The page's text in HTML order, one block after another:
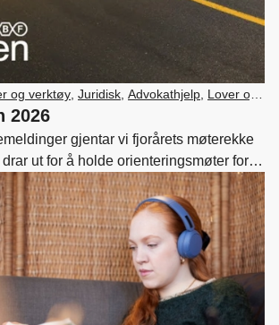
og verktøy Juridisk Advokathjelp Lover og
,Lønn og tariff
lakk, Bilsalg,
Forhandler og
Ledelse og personal
vedlikehold og reparasjon av bil,Drift og
2026
gjentar vi fjorårets møterekke
ut for å holde orienteringsmøter for